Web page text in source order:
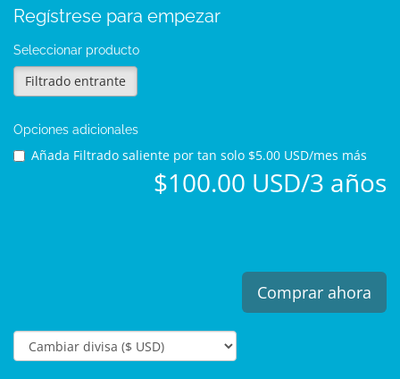
Regístrese para empezar
Seleccionar producto
Filtrado entrante
Opciones adicionales
Añada Filtrado saliente por tan solo $5.00 USD/mes más
$100.00 USD/3 años
Comprar ahora